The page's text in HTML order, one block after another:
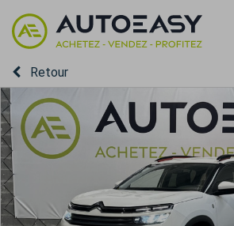
Retour